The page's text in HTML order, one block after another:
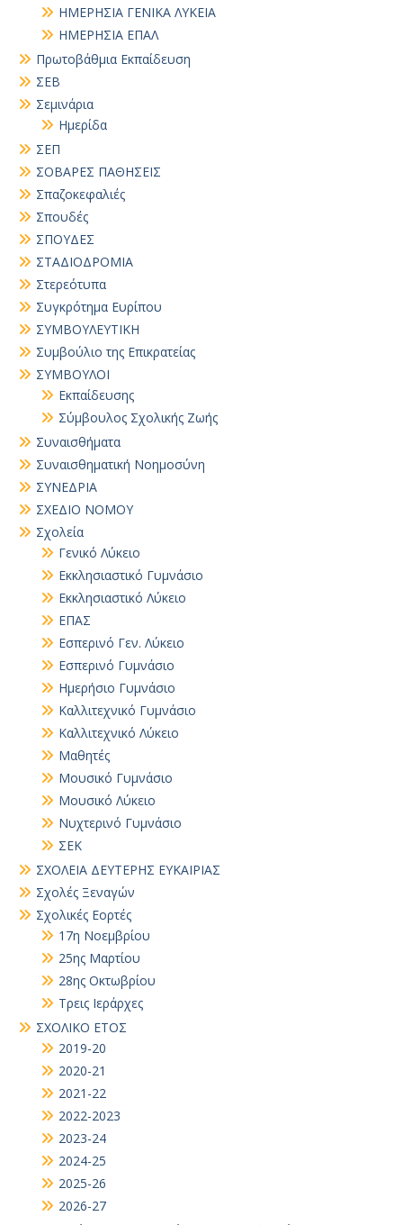
ΗΜΕΡΗΣΙΑ ΓΕΝΙΚΑ ΛΥΚΕΙΑ
ΗΜΕΡΗΣΙΑ ΕΠΑΛ
Πρωτοβάθμια Εκπαίδευση
ΣΕΒ
Σεμινάρια
Ημερίδα
ΣΕΠ
ΣΟΒΑΡΕΣ ΠΑΘΗΣΕΙΣ
Σπαζοκεφαλιές
Σπουδές
ΣΠΟΥΔΕΣ
ΣΤΑΔΙΟΔΡΟΜΙΑ
Στερεότυπα
Συγκρότημα Ευρίπου
ΣΥΜΒΟΥΛΕΥΤΙΚΗ
Συμβούλιο της Επικρατείας
ΣΥΜΒΟΥΛΟΙ
Εκπαίδευσης
Σύμβουλος Σχολικής Ζωής
Συναισθήματα
Συναισθηματική Νοημοσύνη
ΣΥΝΕΔΡΙΑ
ΣΧΕΔΙΟ ΝΟΜΟΥ
Σχολεία
Γενικό Λύκειο
Εκκλησιαστικό Γυμνάσιο
Εκκλησιαστικό Λύκειο
ΕΠΑΣ
Εσπερινό Γεν. Λύκειο
Εσπερινό Γυμνάσιο
Ημερήσιο Γυμνάσιο
Καλλιτεχνικό Γυμνάσιο
Καλλιτεχνικό Λύκειο
Μαθητές
Μουσικό Γυμνάσιο
Μουσικό Λύκειο
Νυχτερινό Γυμνάσιο
ΣΕΚ
ΣΧΟΛΕΙΑ ΔΕΥΤΕΡΗΣ ΕΥΚΑΙΡΙΑΣ
Σχολές Ξεναγών
Σχολικές Εορτές
17η Νοεμβρίου
25ης Μαρτίου
28ης Οκτωβρίου
Τρεις Ιεράρχες
ΣΧΟΛΙΚΟ ΕΤΟΣ
2019-20
2020-21
2021-22
2022-2023
2023-24
2024-25
2025-26
2026-27